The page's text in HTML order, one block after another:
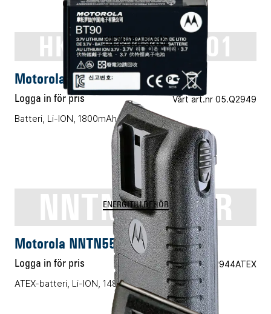
HKNN4013ASP01
ENERGITILLBEHÖR
Motorola HKNN4013ASP01
Logga in för pris Vårt art.nr 05.Q2949
Batteri, Li-ION, 1800mAh
NNTN5510DR
ENERGITILLBEHÖR
Motorola NNTN5510DR
Logga in för pris Vårt art.nr 05.E2944ATEX
ATEX-batteri, Li-ION, 1480mAh